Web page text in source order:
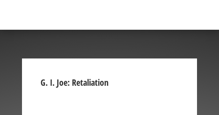
G. I. Joe: Retaliation